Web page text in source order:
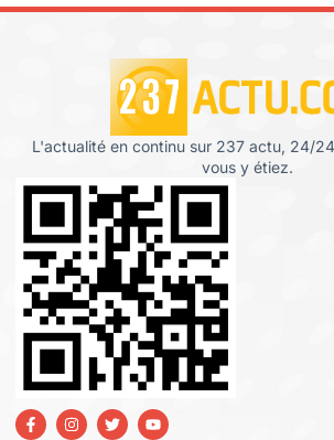
L'actualité en continu sur 237 actu, 24/
vous y étiez.